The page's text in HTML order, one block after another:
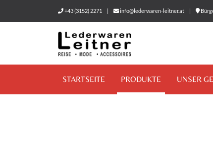
+43 (3152) 2271 | info@lederwaren-leitner.at |
STARTSEITE PRODUKTE UNSER